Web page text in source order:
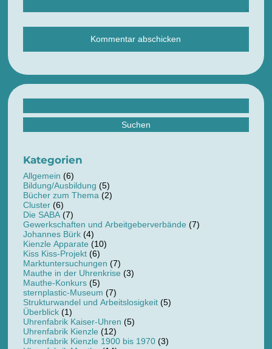
nach:
Kategorien
Allgemein (6)
Bildung/Ausbildung (5)
Bücher zum Thema(2)
Cluster(6)
Die SABA(7)
Gewerkschaften und Arbeitgeberverbände (7)
Johannes Bürk(4)
Kienzle Apparate (10)
Kiss Kiss-Projekt(6)
Marktuntersuchungen (7)
Mauthe in der Uhrenkrise (3)
Mauthe-Konkurs(5)
sternplastic-Museum (7)
Strukturwandel und Arbeitslosigkeit(5)
Überblick(1)
Uhrenfabrik Kaiser-Uhren (5)
Uhrenfabrik Kienzle (12)
Uhrenfabrik Kienzle 1900 bis 1970(3)